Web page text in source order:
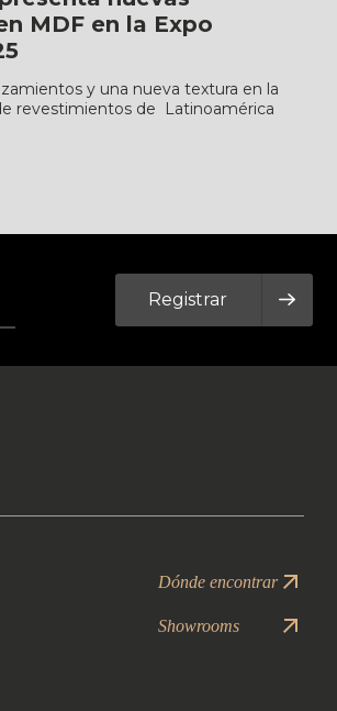
MDF en la Expo
y una nueva textura en la
revestimientos de Latinoamérica
Registrar
Dónde encontrar
Showrooms